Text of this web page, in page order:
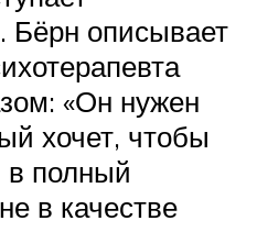
Бёрн описывает
«Он нужен
хочет, чтобы
в полный
в качестве